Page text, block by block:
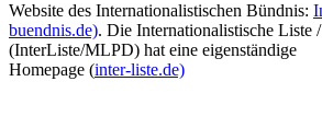
Website des Internationalistischen Bündnis:
buendnis.de). Die Internationalistische Liste
(InterListe/MLPD) hat eine eigenständige
Homepage (inter-liste.de)